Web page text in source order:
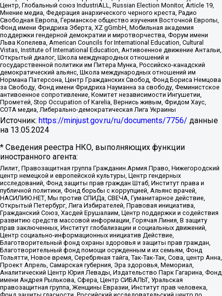
Центр, Глобальный союз IndustriALL, Russian Election Monitor, Article 19,
Мнение медиа, Федерация анархического черного креста, Радио
Свободная Европа, Германское общество изучения Восточной Европы,
Фонд имени Фридриха Эберта, XZ gGmbH, Мобильная академия
поддержки гендерной демократии и миротворчества, Форум имени
Льва Копелева, American Councils for International Education, Cultural
Vistas, Institute of International Education, Антивоенное движение Антальи,
Открытый диалог, Школа международных отношений и
государственной политики им Питера Мунка, Российско-канадский
демократический альянс, Школа международных отношений им
Нормана Патерсона, Центр Гражданских Свобод, Фонд Бориса Немцова
за Свободу, Фонд имени Фридриха Науманна за свободу, Феминистское
антивоенное сопротивление, Комитет независимости Ингушетии,
Прометей, Stop Occupation of Karelia, Вернись живым, Фридом Хаус,
СОТА медиа, Либерально-демократическая Лига Украины
Источник: https://minjust.gov.ru/ru/documents/7756/ данные
на 13.05.2024
* Сведения реестра НКО, выполняющих функции
иностранного агента:
Лилит, Правозащитная группа Гражданин.Армия.Право, Нижегородский
центр немецкой и европейской культуры, Центр гендерных
исследований, Фонд защиты прав граждан Штаб, Институт права и
публичной политики, Фонд борьбы с коррупцией, Альянс врачей,
НАСИЛИЮ.НЕТ, Мы против СПИДа, СВЕЧА, Гуманитарное действие,
Открытый Петербург, Лига Избирателей, Правовая инициатива,
Гражданский Союз, Хасдей Ерушалаим, Центр поддержки и содействия
развитию средств массовой информации, Горячая Линия, В защиту
прав заключенных, Институт глобализации и социальных движений,
Центр социально-информационных инициатив Действие,
Благотворительный фонд охраны здоровья и защиты прав граждан,
Благотворительный фонд помощи осужденным и их семьям, Фонд
Тольятти, Новое время, Серебряная тайга, Так-Так-Так, Сова, центр Анна,
Проект Апрель, Самарская губерния, Эра здоровья, Мемориал,
Аналитический Центр Юрия Левады, Издательство Парк Гагарина, Фонд
имени Андрея Рылькова, Сфера, Центр СИБАЛЬТ, Уральская
правозащитная группа, Женщины Евразии, Институт прав человека,